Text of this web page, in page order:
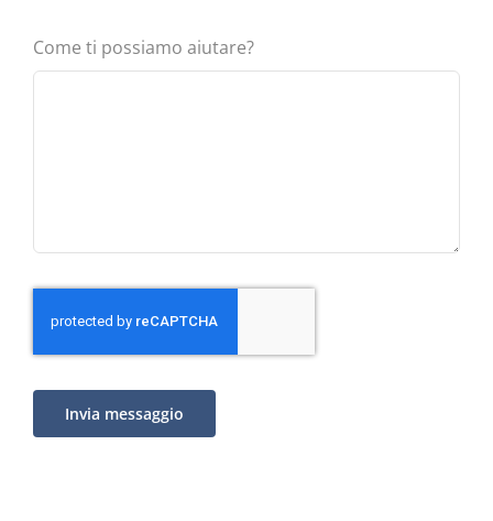
Come ti possiamo aiutare?
Invia messaggio